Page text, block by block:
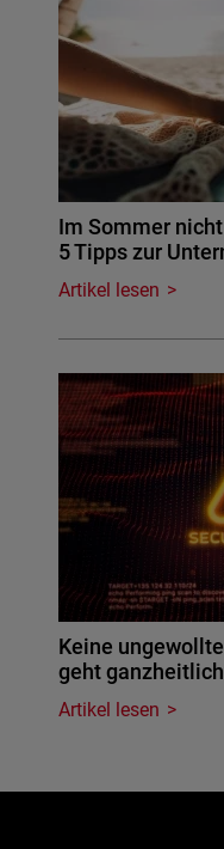
Im Sommer
5 Tipps zur
Artikel lesen
Keine
geht
Artikel lesen